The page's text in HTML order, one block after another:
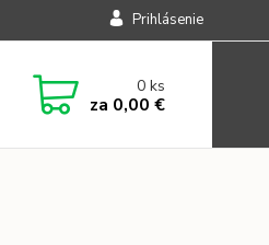
Prihlásenie
0ks
za 0,00 €